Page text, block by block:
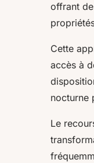
offrant
Cette
accès à
nocturne
Le